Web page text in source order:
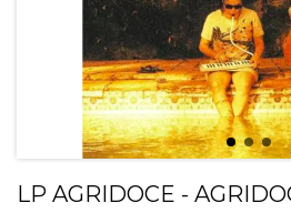
LP AGRIDOCE -